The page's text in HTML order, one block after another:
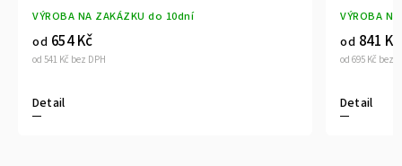
VÝROBA NA ZAKÁZKU do 10dní
od 541 Kč bez DPH
od 654 Kč
Detail
VÝROBA
od 695 Kč bez
od 841 Kč
Detail